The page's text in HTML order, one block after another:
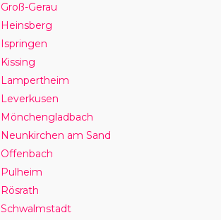
Groß-Gerau
Heinsberg
Ispringen
Kissing
Lampertheim
Leverkusen
Mönchengladbach
Neunkirchen am Sand
Offenbach
Pulheim
Rösrath
Schwalmstadt